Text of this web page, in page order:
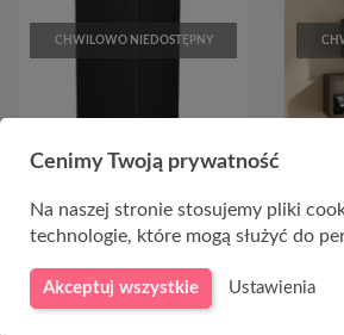
CHWILOWO NIEDOSTĘPNY
Czarne nóżki kwadratowe
7,08 zł
Cenimy Twoją prywatność
Na naszej stronie stosujemy pliki
technologie, które mogą służyć do
Akceptuj wszystkie Ustawienia